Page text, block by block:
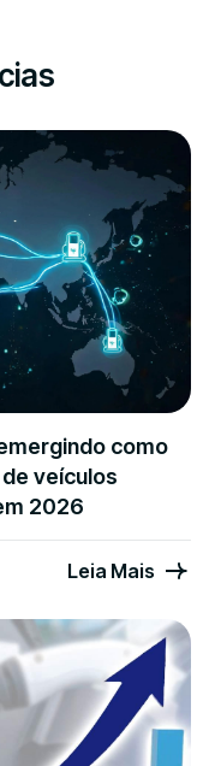
como
veículos
2026
Leia Mais